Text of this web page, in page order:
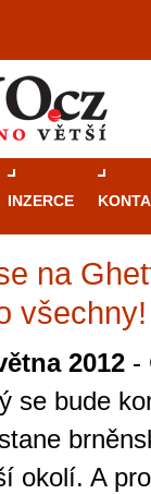
INZERCE
na
všechny!
2012 -
se bude
okolí. A
také